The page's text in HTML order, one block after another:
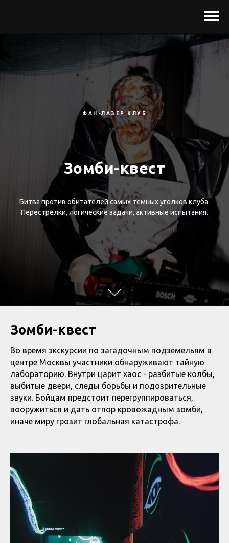
ФАН-ЛАЗЕР КЛУБ
Зомби-квест
Битва против обитателей самых тёмных уголков клуба.
Перестрелки, логические задачи, активные испытания.
Зомби-квест
Во время экскурсии по загадочным подземельям в
центре Москвы участники обнаруживают тайную
лабораторию. Внутри царит хаос - разбитые колбы,
выбитые двери, следы борьбы и подозрительные
звуки. Бойцам предстоит перегруппироваться,
вооружиться и дать отпор кровожадным зомби,
иначе миру грозит глобальная катастрофа.